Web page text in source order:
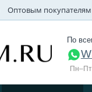
Оптовым покупателям
По